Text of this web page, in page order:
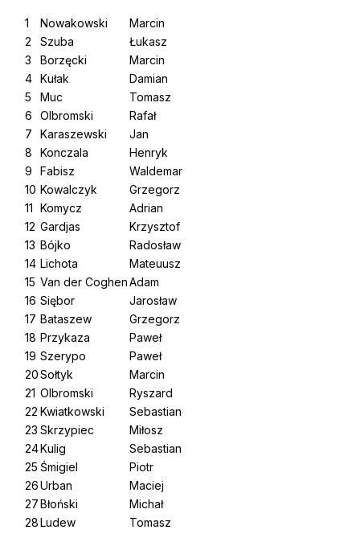
1 Nowakowski
Marcin
2
Szuba
Łukasz
3
Borzęcki
Marcin
4 Kułak
Damian
5
Muc
Tomasz
6
Olbromski
Rafał
7
Karaszewski
Jan
8
Konczala
Henryk
9
Fabisz
Waldemar
10 Kowalczyk
Grzegorz
11 Komycz
Adrian
12 Gardjas
Krzysztof
13 Bójko
Radosław
14 Lichota
Mateuusz
15 Van der CoghenAdam
16 Siębor
Jarosław
17 Bataszew
Grzegorz
18 Przykaza
Paweł
19 Szerypo
Paweł
20Sołtyk
Marcin
21 Olbromski
Ryszard
22 Kwiatkowski
Sebastian
23 Skrzypiec
Miłosz
24Kulig
Sebastian
25 Śmigiel
Piotr
26Urban
Maciej
27Błoński
Michał
28Ludew Tomasz